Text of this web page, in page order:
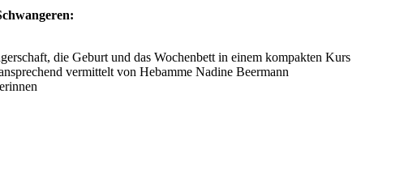
die Geburt und das Wochenbett in einem kompakten Kurs
vermittelt von Hebamme Nadine Beermann